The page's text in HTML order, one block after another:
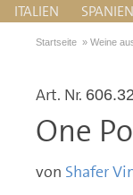
ITALIEN SPANIEN
Startseite » Weine
Art. Nr.
One
von Shafer